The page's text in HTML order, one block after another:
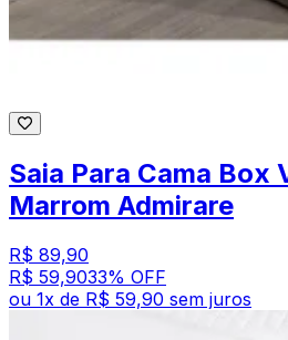
Saia Para Cama Box
Marrom Admirare
R$ 89,90
R$ 59,9033% OFF
ou 1x de R$ 59,90 sem juros